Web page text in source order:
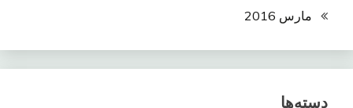
مارس 2016
دسته‌ها